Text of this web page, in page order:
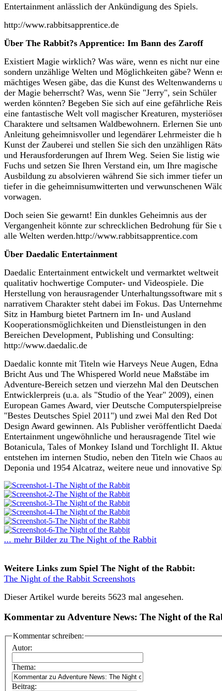
Entertainment anlässlich der Ankündigung des Spiels.
http://www.rabbitsapprentice.de
Über The Rabbit?s Apprentice: Im Bann des Zaroff
Existiert Magie wirklich? Was wäre, wenn es nicht nur
sondern unzählige Welten und Möglichkeiten gäbe? Wenn
mächtiges Wesen gäbe, das die Kunst des Weltenwanderns
der Magie beherrscht? Was, wenn Sie "Jerry", sein Schüler
werden könnten? Begeben Sie sich auf eine gefährliche
eine fantastische Welt voll magischer Kreaturen,
Charaktere und seltsamen Waldbewohnern. Erlernen Sie
Anleitung geheimnisvoller und legendärer Lehrmeister die
Kunst der Zauberei und stellen Sie sich den unzähligen
und Herausforderungen auf Ihrem Weg. Seien Sie listig wie
Fuchs und setzen Sie Ihren Verstand ein, um Ihre magische
Ausbildung zu absolvieren während Sie sich immer tiefer
tiefer in die geheimnisumwitterten und verwunschenen
vorwagen.
Doch seien Sie gewarnt! Ein dunkles Geheimnis aus der
Vergangenheit könnte zur schrecklichen Bedrohung für Sie
alle Welten werden.http://www.rabbitsapprentice.com
Über Daedalic Entertainment
Daedalic Entertainment entwickelt und vermarktet weltweit
qualitativ hochwertige Computer- und Videospiele. Die
Herstellung von herausragender Unterhaltungssoftware mit
narrativem Charakter steht dabei im Fokus. Das
Sitz in Hamburg bietet Partnern im In- und Ausland
Kooperationsmöglichkeiten und Dienstleistungen in den
Bereichen Development, Publishing und Consulting:
http://www.daedalic.de
Daedalic konnte mit Titeln wie Harveys Neue Augen, Edna
Bricht Aus und The Whispered World neue Maßstäbe im
Adventure-Bereich setzen und vierzehn Mal den Deutschen
Entwicklerpreis (u.a. als "Studio of the Year" 2009), einen
European Games Award, vier Deutsche
"Bestes Deutsches Spiel 2011") und zwei Mal den Red Dot
Design Award gewinnen. Als Publisher veröffentlicht
Entertainment ungewöhnliche und herausragende Titel wie
Botanicula, Tales of Monkey Island und Torchlight II.
entstehen im internen Studio, neben den Titeln wie Chaos
Deponia und 1954 Alcatraz, weitere neue und innovative
... mehr Bilder zu The Night of the Rabbit
Weitere Links zum Spiel The Night of the Rabbit:
The Night of the Rabbit Screenshots
Dieser Artikel wurde bereits 5623 mal angesehen.
Kommentar zu Adventure News: The Night of the
Kommentar schreiben:
Autor:
Thema:
Beitrag: